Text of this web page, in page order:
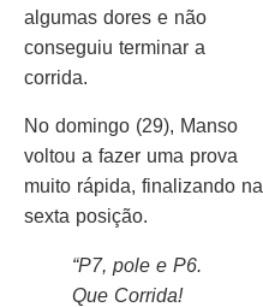
algumas dores e não
conseguiu terminar a
corrida.
No domingo (29), Manso
voltou a fazer uma prova
muito rápida, finalizando na
sexta posição.
“P7, pole e P6.
Que Corrida!